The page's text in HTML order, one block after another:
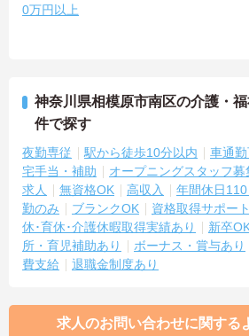
0万円以上
神奈川県相模原市南区の介護・
件で探す
夜勤専従 駅から徒歩10分以内 車通
宅手当・補助
オープニングスタッフ募
求人
無資格OK 高収入 年間休日110
勤のみ
ブランクOK 資格取得サポート
休･育休･介護休暇取得実績あり
新卒
所・育児補助あり
ボーナス・賞与あり
費支給
退職金制度あり
求人のお問い合わせに関する